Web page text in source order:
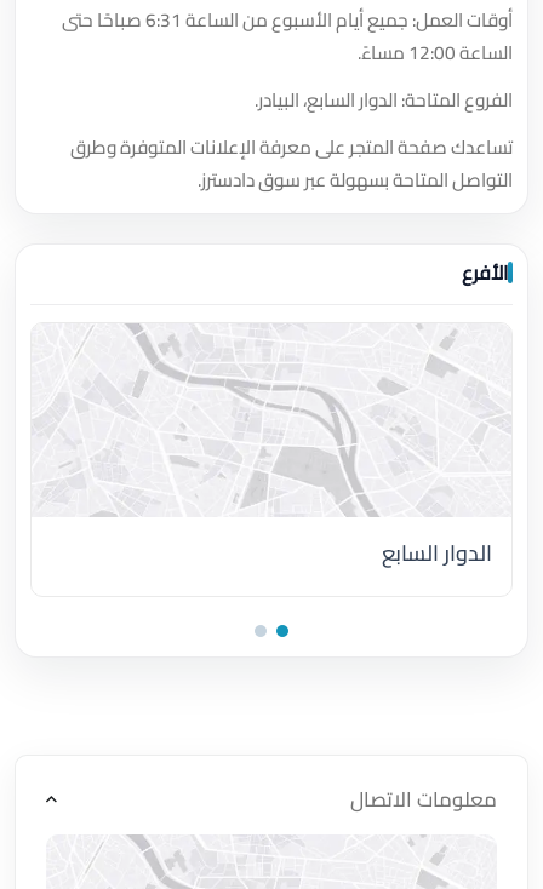
أوقات العمل: جميع أيام الأسبوع من الساعة 6:31 صباحًا حتى
الساعة 12:00 مساءً.
الفروع المتاحة: الدوار السابع، البيادر.
تساعدك صفحة المتجر على معرفة الإعلانات المتوفرة وطرق
التواصل المتاحة بسهولة عبر سوق دادسترز.
الأفرع
الدوار السابع
معلومات الاتصال